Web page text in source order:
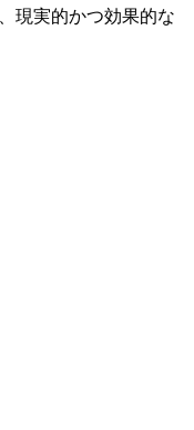
現実的かつ効果的な